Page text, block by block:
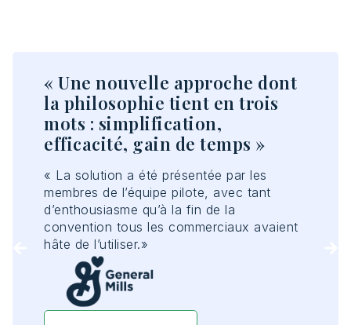
« Une nouvelle approche dont
la philosophie tient en trois
mots : simplification,
efficacité, gain de temps »
« La solution a été présentée par les
membres de l’équipe pilote, avec tant
d’enthousiasme qu’à la fin de la
convention tous les commerciaux avaient
hâte de l’utiliser.»